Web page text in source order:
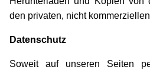
den privaten, nicht
Datenschutz
Soweit auf unseren Seiten